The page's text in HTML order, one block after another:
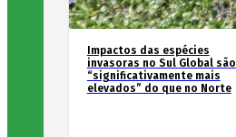
Impactos das espécies
invasoras no Sul Global são
“significativamente mais
elevados” do que no Norte